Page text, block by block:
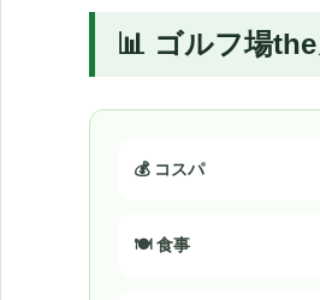
📊 ゴルフ場
💰 コスパ
🍽️ 食事